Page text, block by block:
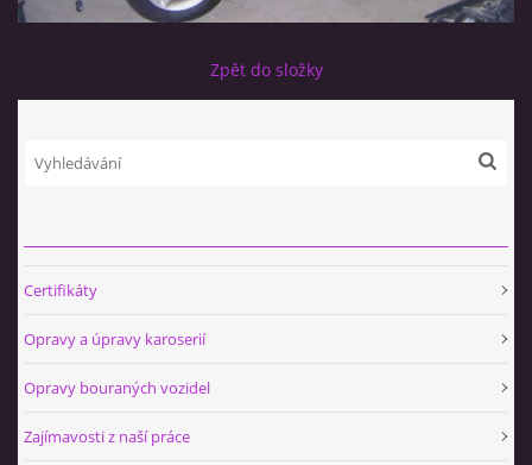
Zpět do složky
Certifikáty
Opravy a úpravy karoserií
Opravy bouraných vozidel
Zajímavosti z naší práce